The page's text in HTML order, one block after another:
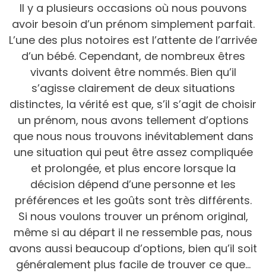
Il y a plusieurs occasions où nous pouvons
avoir besoin d’un prénom simplement parfait.
L’une des plus notoires est l’attente de l’arrivée
d’un bébé. Cependant, de nombreux êtres
vivants doivent être nommés. Bien qu’il
s’agisse clairement de deux situations
distinctes, la vérité est que, s’il s’agit de choisir
un prénom, nous avons tellement d’options
que nous nous trouvons inévitablement dans
une situation qui peut être assez compliquée
et prolongée, et plus encore lorsque la
décision dépend d’une personne et les
préférences et les goûts sont très différents.
Si nous voulons trouver un prénom original,
même si au départ il ne ressemble pas, nous
avons aussi beaucoup d’options, bien qu’il soit
généralement plus facile de trouver ce que...